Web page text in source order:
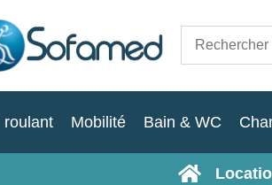
roulant Mobilité Bain & WC